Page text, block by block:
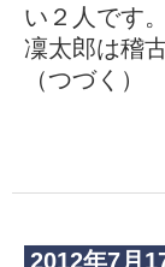
い２人です。
凜太郎は稽
（つづく）
2012年7月